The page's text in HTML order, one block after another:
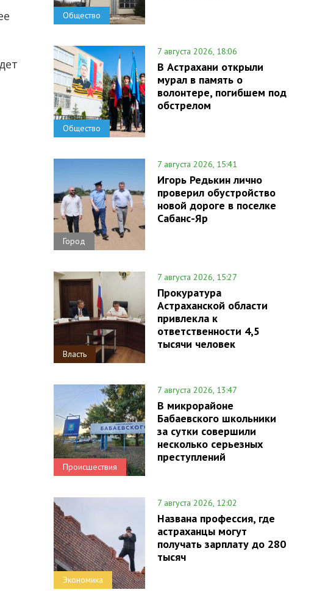
Общество
Общество
7 августа 2026, 18:06
В Астрахани открыли
мурал в память о
волонтере, погибшем под
обстрелом
Город
7 августа 2026, 15:41
Игорь Редькин лично
проверил обустройство
новой дороге в поселке
Сабанс-Яр
Власть
7 августа 2026, 15:27
Прокуратура
Астраханской области
привлекла к
ответственности 4,5
тысячи человек
Происшествия
7 августа 2026, 13:47
В микрорайоне
Бабаевского школьники
за сутки совершили
несколько серьезных
преступлений
Экономика
7 августа 2026, 12:02
Названа профессия, где
астраханцы могут
получать зарплату до 280
тысяч